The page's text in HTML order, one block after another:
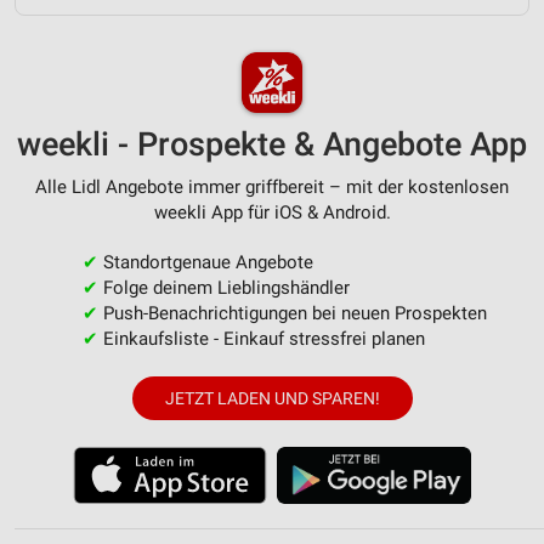
weekli - Prospekte & Angebote App
Alle Lidl Angebote immer griffbereit – mit der kostenlosen
weekli App für iOS & Android.
✔ Standortgenaue Angebote
✔ Folge deinem Lieblingshändler
✔ Push-Benachrichtigungen bei neuen Prospekten
✔ Einkaufsliste - Einkauf stressfrei planen
JETZT LADEN UND SPAREN!
Verwendung von Profilen zur Auswahl
Messung der Werbeleistung
Messung der Performance von Inhalten
Analyse von Zielgruppen durch Statistiken oder
Kombinationen von Daten aus verschiedenen
Quellen
Entwicklung und Verbesserung der Angebote
Verwendung reduzierter Daten zur Auswahl von
IAB-Besonderheiten:
Verwendung genauer Standortdaten